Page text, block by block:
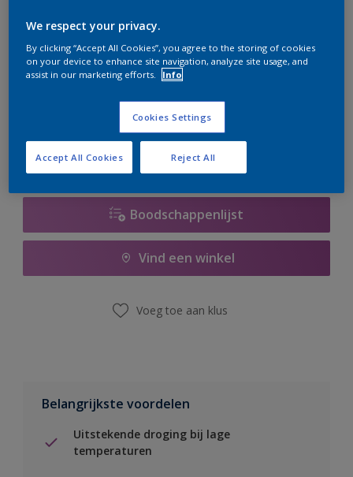
Op dit moment is het niet mogelijk dit product online
er hard aan om de voorraad aan te vullen.
Boodschappenlijst
Vind een winkel
Voeg toe aan klus
Belangrijkste voordelen
Uitstekende droging bij lage
temperaturen
We respect your privacy.
By clicking “Accept All Cookies”, you agree to the storing of cookies
on your device to enhance site navigation, analyze site usage, and
assist in our marketing efforts.
Info
Cookies Settings
Reject All
Accept All Cookies